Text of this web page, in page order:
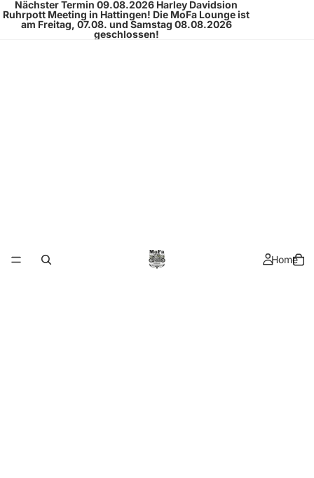
Nächster Termin 09.08.2026 Harley Davidsion
Ruhrpott Meeting in Hattingen! Die MoFa Lounge ist
am Freitag, 07.08. und Samstag 08.08.2026
geschlossen!
Home